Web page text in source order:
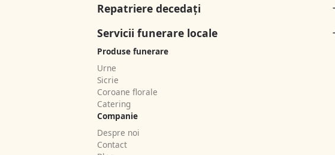
Repatriere decedați
Servicii funerare locale
Produse funerare
Urne
Sicrie
Coroane florale
Catering
Companie
Despre noi
Contact